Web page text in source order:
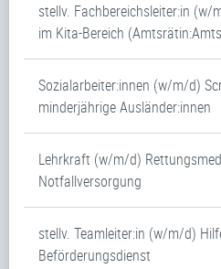
stellv. Fachbereichsleiter:in (w/
im Kita-Bereich
Sozialarbeiter:innen (w/m/d)
minderjährige Ausländer:innen
Lehrkraft (w/m/d)
Notfallversorgung
stellv. Teamleiter:in (w/m/d)
Beförderungsdienst